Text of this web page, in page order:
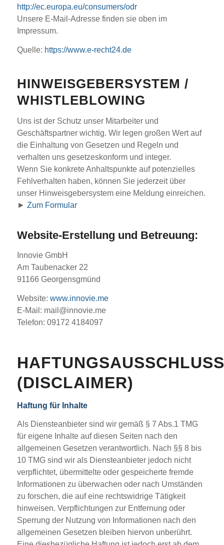
http://ec.europa.eu/consumers/odr
Unsere E-Mail-Adresse finden sie oben im
Impressum.
Quelle: https://www.e-recht24.de
HINWEISGEBERSYSTEM /
WHISTLEBLOWING
Uns ist der Schutz unser Mitarbeiter und
Geschäftspartner wichtig. Wir legen großen Wert auf
die Einhaltung von Gesetzen und Regeln und
verhalten uns gesetzeskonform und integer.
Wenn Sie konkrete Anhaltspunkte auf potenzielles
Fehlverhalten haben, können Sie jederzeit über
unser Hinweisgebersystem eine Meldung einreichen.
► Zum Formular
Website-Erstellung und Betreuung:
Innovie GmbH
Am Taubenacker 22
91166 Georgensgmünd
Website: www.innovie.me
E-Mail: mail@innovie.me
Telefon: 09172 4184097
HAFTUNGSAUSSCHLUSS
(DISCLAIMER)
Haftung für Inhalte
Als Diensteanbieter sind wir gemäß § 7 Abs.1 TMG
für eigene Inhalte auf diesen Seiten nach den
allgemeinen Gesetzen verantwortlich. Nach §§ 8 bis
10 TMG sind wir als Diensteanbieter jedoch nicht
verpflichtet, übermittelte oder gespeicherte fremde
Informationen zu überwachen oder nach Umständen
zu forschen, die auf eine rechtswidrige Tätigkeit
hinweisen. Verpflichtungen zur Entfernung oder
Sperrung der Nutzung von Informationen nach den
allgemeinen Gesetzen bleiben hiervon unberührt.